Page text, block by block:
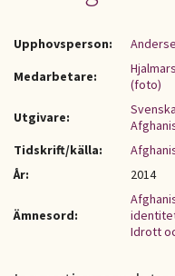
Upphovsperson:
Medarbetare:
(foto)
Utgivare:
Svenska
Tidskrift/källa:
År:
2014
Ämnesord:
Idrott